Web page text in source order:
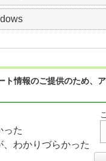
ト情報のご提供のため
った
、わかりづらかった